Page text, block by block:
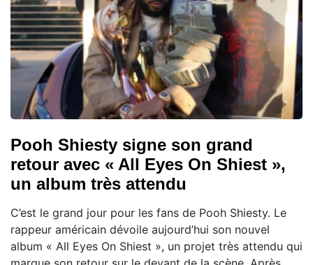
Pooh Shiesty signe son grand
retour avec « All Eyes On Shiest »,
un album très attendu
C’est le grand jour pour les fans de Pooh Shiesty. Le
rappeur américain dévoile aujourd’hui son nouvel
album « All Eyes On Shiest », un projet très attendu qui